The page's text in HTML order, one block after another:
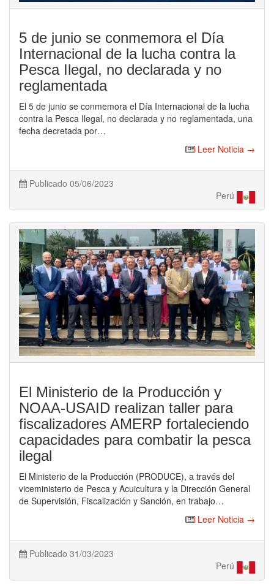
5 de junio se conmemora el Día
Internacional de la lucha contra la
Pesca Ilegal, no declarada y no
reglamentada
El 5 de junio se conmemora el Día Internacional de la lucha
contra la Pesca Ilegal, no declarada y no reglamentada, una
fecha decretada por…
Leer Noticia →
Publicado 05/06/2023
Perú
El Ministerio de la Producción y
NOAA-USAID realizan taller para
fiscalizadores AMERP fortaleciendo
capacidades para combatir la pesca
ilegal
El Ministerio de la Producción (PRODUCE), a través del
viceministerio de Pesca y Acuicultura y la Dirección General
de Supervisión, Fiscalización y Sanción, en trabajo…
Leer Noticia →
Publicado 31/03/2023
Perú